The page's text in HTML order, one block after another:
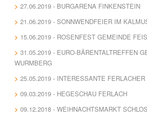
27.06.2019 - BURGARENA FINKENSTEIN
21.06.2019 - SONNWENDFEIER IM
15.06.2019 - ROSENFEST GEMEINDE
31.05.2019 - EURO-BÄRENTALTREFFEN
WURMBERG
25.05.2019 - INTERESSANTE
09.03.2019 - HEGESCHAU FERLACH
09.12.2018 - WEIHNACHTSMARKT